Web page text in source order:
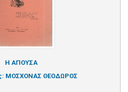
Η ΑΠΟΥΣΑ
ΜΟΣΧΟΝΑΣ ΘΕΟΔΩΡΟΣ